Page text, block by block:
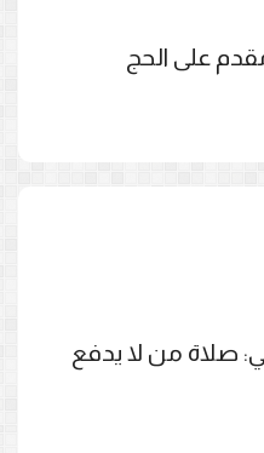
على الحج
صلاة من لا يدفع